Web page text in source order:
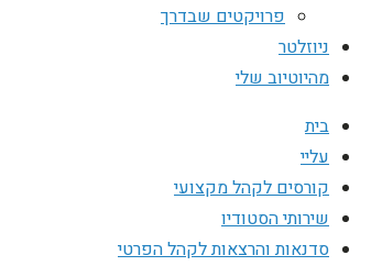
פרויקטים שבדרך
ניוזלטר
מהיוטיוב שלי
בית
עליי
קורסים לקהל מקצועי
שירותי הסטודיו
סדנאות והרצאות לקהל הפרטי